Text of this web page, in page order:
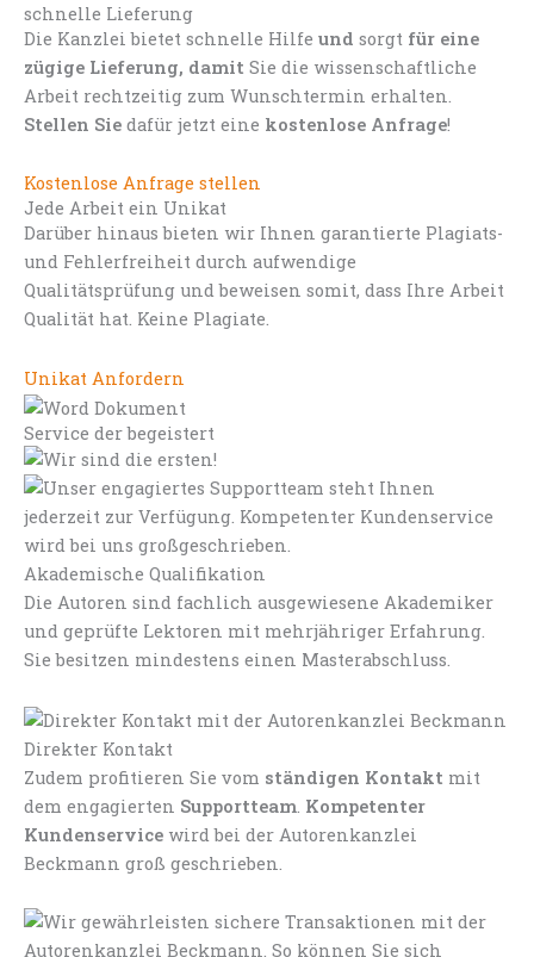
schnelle Lieferung
Die Kanzlei bietet schnelle Hilfe und sorgt für eine
zügige Lieferung, damit Sie die wissenschaftliche
Arbeit rechtzeitig zum Wunschtermin erhalten.
Stellen Sie dafür jetzt eine kostenlose Anfrage!
Kostenlose Anfrage stellen
Jede Arbeit ein Unikat
Darüber hinaus bieten wir Ihnen garantierte Plagiats-
und Fehlerfreiheit durch aufwendige
Qualitätsprüfung und beweisen somit, dass Ihre Arbeit
Qualität hat. Keine Plagiate.
Unikat Anfordern
Service der begeistert
Akademische Qualifikation
Die Autoren sind fachlich ausgewiesene Akademiker
und geprüfte Lektoren mit mehrjähriger Erfahrung.
Sie besitzen mindestens einen Masterabschluss.
Direkter Kontakt
Zudem profitieren Sie vom ständigen Kontakt mit
dem engagierten Supportteam. Kompetenter
Kundenservice wird bei der Autorenkanzlei
Beckmann groß geschrieben.